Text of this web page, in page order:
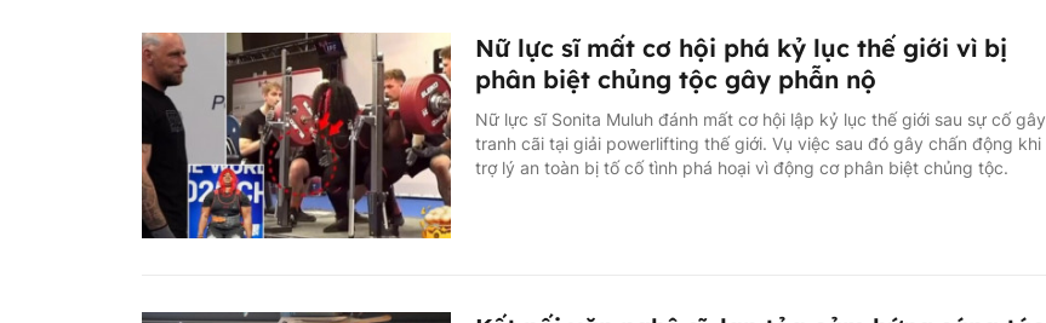
Nữ lực sĩ mất cơ hội phá kỷ lục thế giới vì bị
phân biệt chủng tộc gây phẫn nộ
Nữ lực sĩ Sonita Muluh đánh mất cơ hội lập kỷ lục thế giới sau sự cố gây
tranh cãi tại giải powerlifting thế giới. Vụ việc sau đó gây chấn động khi
trợ lý an toàn bị tố cố tình phá hoại vì động cơ phân biệt chủng tộc.